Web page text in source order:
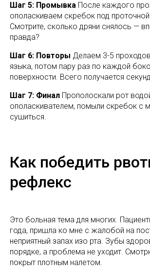
Шаг 5: Промывка После каждого
ополаскиваем скребок под
Смотрите, сколько дряни снялось —
правда?
Шаг 6: Повторы Делаем 3-5
языка, потом пару раз по каждой
поверхности. Всего получается
Шаг 7: Финал Прополоскали рот
ополаскивателем, помыли скребок с
сушиться.
Как победить
рефлекс
Это больная тема для многих.
года, пришла ко мне с жалобой на
неприятный запах изо рта. Зубы
порядке, а проблема не уходит.
покрыт плотным налетом.